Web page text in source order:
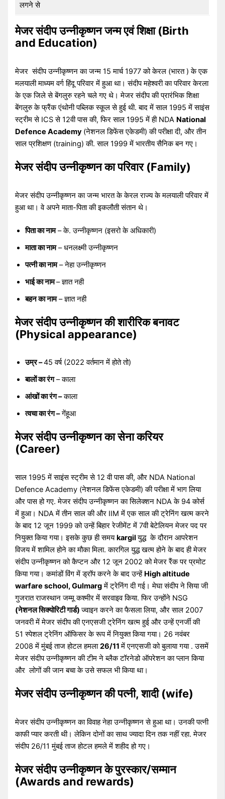
लगने से
मेजर संदीप उन्नीकृष्णन जन्म एवं शिक्षा (Birth
and Education)
मेजर संदीप उन्नीकृष्णन का जन्म 15 मार्च 1977 को केरल (भारत ) के एक
मलयाली माध्यम वर्ग हिंदू परिवार में हुआ था। संदीप महेश्वरी का परिवार केरला
के एक जिले से बेंगलुरु रहने चले गए थे। मेजर संदीप की प्रारंभिक शिक्षा
बेंगलुरु के फ्रैंक एंथोनी पब्लिक स्कूल से हुई थी. बाद में साल 1995 में साइंस
स्ट्रीम से ICS से 12वी पास की, फिर साल 1995 में ही NDA National
Defence Academy (नेशनल डिफेंस एकेडमी) की परीक्षा दी, और तीन
साल प्रशिक्षण (training) की. साल 1999 में भारतीय सैनिक बन गए।
मेजर संदीप उन्नीकृष्णन का परिवार (Family)
मेजर संदीप उन्नीकृष्णन का जन्म भारत के केरल राज्य के मलयाली परिवार में
हुआ था। वे अपने माता-पिता की इकलौती संतान थे।
पिता का नाम– के. उन्नीकृष्णन (इसरो के अधिकारी)
माता का नाम– धनलक्ष्मी उन्नीकृष्णन
पत्नी का नाम– नेहा उन्नीकृष्णन
भाई का नाम– ज्ञात नही
बहन का नाम– ज्ञात नही
मेजर संदीप उन्नीकृष्णन की शारीरिक बनावट
(Physical appearance)
उम्र –45 वर्ष (2022 वर्तमान में होते तो)
बालों का रंग– काला
आंखों का रंग –काला
त्वचा का रंग –गेंहूआ
मेजर संदीप उन्नीकृष्णन का सेना करियर
(Career)
साल 1995 में साइंस स्ट्रीम से 12 वी पास की, और NDA National
Defence Academy (नेशनल डिफेंस एकेडमी) की परीक्षा में भाग लिया
और पास हो गए. मेजर संदीप उन्नीकृष्णन का सिलेक्शन NDA के 94 कोर्स
में हुआ। NDA में तीन साल की और IIM में एक साल की ट्रेनिंग खत्म करने
के बाद 12 जून 1999 को उन्हें बिहार रेजीमेंट में 7वी बेटेलियन मेजर पद पर
नियुक्त किया गया। इसके कुछ ही समयkargilयुद्ध के दौरान आपरेशन
विजय में शामिल होने का मौका मिला. कारगिल युद्ध खत्म होने के बाद ही मेजर
संदीप उन्नीकृष्णन को कैप्टन और 12 जून 2002 को मेजर रैंक पर प्रमोट
किया गया। कमांडों विंग में ड्रॉप करने के बाद उन्हें High altitude
warfare school, Gulmargमें ट्रेनिंग दी गई। मेघा संदीप ने सिया जी
गुजरात राजस्थान जम्मू कश्मीर में सरवाइव किया. फिर उन्होंने NSG
(नेशनल सिक्योरिटी गार्ड)ज्वाइन करने का फैसला लिया, और साल 2007
जनवरी में मेजर संदीप की एनएसजी ट्रेनिंग खत्म हुई और उन्हें एनर्जी की
51 स्पेशल ट्रेनिंग ऑफिसर के रूप में नियुक्त किया गया। 26 नवंबर
2008 में मुंबई ताज होटल हमला26/11में एनएसजी को बुलाया गया . उसमें
मेजर संदीप उन्नीकृष्णन की टीम ने ब्लैक टॉरनेडो ऑपरेशन का प्लान किया
और लोगों की जान बचा के उसे सफल भी किया था।
मेजर संदीप उन्नीकृष्णन की पत्नी, शादी (wife)
मेजर संदीप उन्नीकृष्णन का विवाह नेहा उन्नीकृष्णन से हुआ था। उनकी पत्नी
काफी प्यार करती थी। लेकिन दोनों का साथ ज्यादा दिन तक नहीं रहा. मेजर
संदीप 26/11 मुंबई ताज होटल हमले में शहीद हो गए।
मेजर संदीप उन्नीकृष्णन के पुरस्कार/सम्मान
(Awards and rewards)